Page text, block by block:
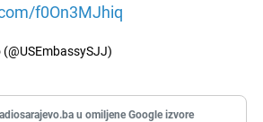
f0On3MJhiq
u omiljene Google izvore